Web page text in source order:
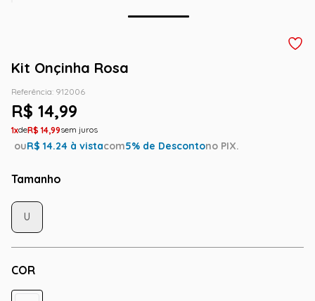
Kit Onçinha Rosa
Referência: 912006
R$ 14,99
1 R$ 14,99
ouR$ 14.24 à vistacom5% de Descontono PIX.
Tamanho
COR
U